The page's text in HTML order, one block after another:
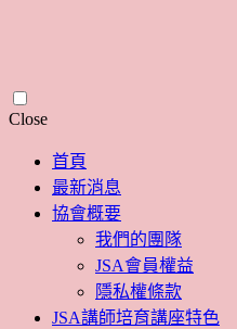
CloseSkip
content
首頁
最新消息
協會概要
我們的團隊
JSA會員權益
隱私權條款
JSA講師培育講座特色